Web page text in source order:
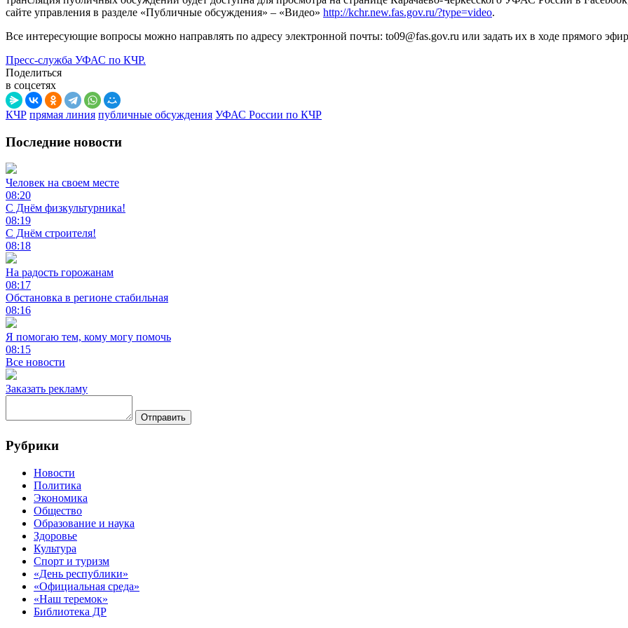
сайте управления в разделе «Публичные обсуждения» – «Видео» http://kchr.new.fas.gov.ru/?type=videо.
Все интересующие вопросы можно направлять по адресу электронной почты: to09@fas.gov.ru или задать их в ходе прямого
Пресс-служба УФАС по КЧР.
Поделиться
в соцсетях
КЧР прямая линия публичные обсуждения УФАС России по КЧР
Последние новости
Человек на своем месте
08:20
С Днём физкультурника!
08:19
С Днём строителя!
08:18
На радость горожанам
08:17
Обстановка в регионе стабильная
08:16
Я помогаю тем, кому могу помочь
08:15
Все новости
Заказать рекламу
Отправить
Рубрики
Новости
Политика
Экономика
Общество
Образование и наука
Здоровье
Культура
Спорт и туризм
«День республики»
«Официальная среда»
«Наш теремок»
Библиотека ДР